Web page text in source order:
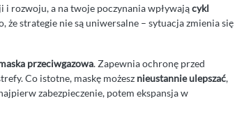
i rozwoju, a na twoje poczynania wpływającykl
że strategie nie są uniwersalne – sytuacja zmienia się
przeciwgazowa. Zapewnia ochronę przed
Co istotne, maskę możesz nieustannie ulepszać,
zabezpieczenie, potem ekspansja w